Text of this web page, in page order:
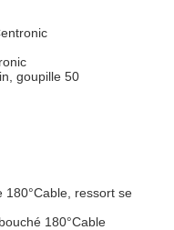
goupille 50
180°Cable, ressort se
180°Cable